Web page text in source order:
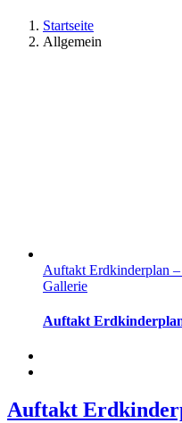
Startseite
Allgemein
Auftakt Erdkinderplan
Gallerie
Auftakt
Auftakt